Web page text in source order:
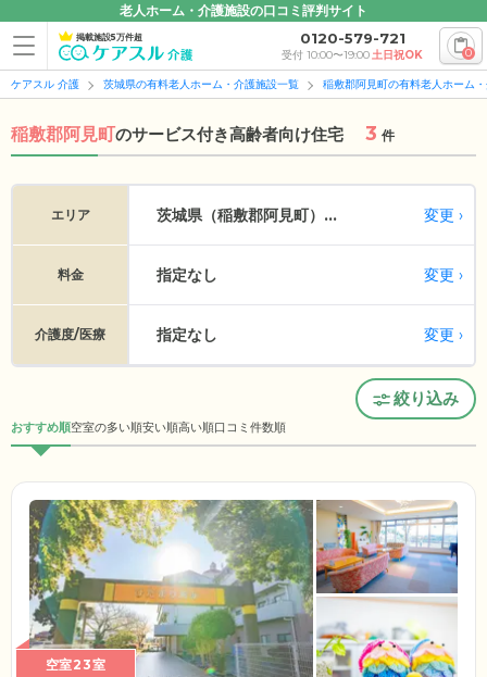
老人ホーム・介護施設の口コミ評判サイト
掲載施設5万件超 0120-579-721
受付 10:00〜19:00土日祝OK 0
ケアスル 介護 茨城県の有料老人ホーム・介護施設一覧 稲敷郡阿見町の有料老人ホーム
稲敷郡阿見町のサービス付き高齢者向け住宅 3 件
エリア 茨城県（稲敷郡阿見町）... 変更
料金 指定なし 変更
介護度/医療 指定なし 変更
絞り込み
おすすめ順空室の多い順安い順高い順口コミ件数順
空室23室